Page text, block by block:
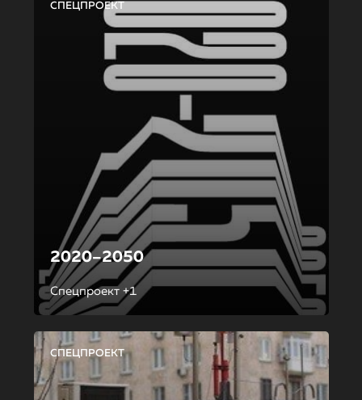
СПЕЦПРОЕКТ
2020–2050
Спецпроект +1
СПЕЦПРОЕКТ